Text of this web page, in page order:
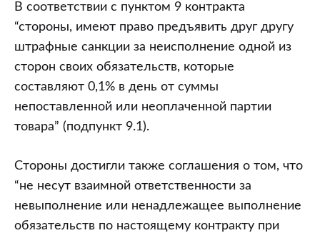
В соответствии с пунктом 9 контракта
“стороны, имеют право предъявить друг другу
штрафные санкции за неисполнение одной из
сторон своих обязательств, которые
составляют 0,1% в день от суммы
непоставленной или неоплаченной партии
товара” (подпункт 9.1).
Стороны достигли также соглашения о том, что
“не несут взаимной ответственности за
невыполнение или ненадлежащее выполнение
обязательств по настоящему контракту при